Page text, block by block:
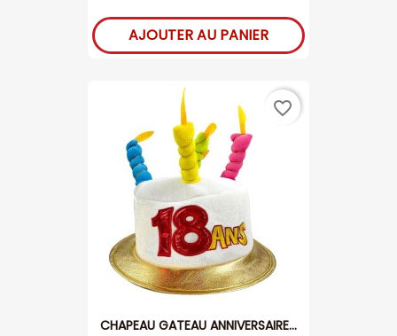
AJOUTER AU PANIER
CHAPEAU GATEAU ANNIVERSAIRE...
favorite_border